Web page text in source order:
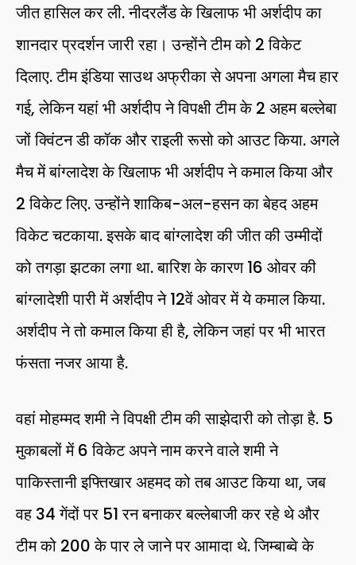
जीत हासिल कर ली. नीदरलैंड के खिलाफ भी अर्शदीप का
शानदार प्रदर्शन जारी रहा। उन्होंने टीम को 2 विकेट
दिलाए. टीम इंडिया साउथ अफ्रीका से अपना अगला मैच हार
गई, लेकिन यहां भी अर्शदीप ने विपक्षी टीम के 2 अहम बल्लेबा
जों क्विंटन डी कॉक और राइली रूसो को आउट किया. अगले
मैच में बांग्लादेश के खिलाफ भी अर्शदीप ने कमाल किया और
2 विकेट लिए. उन्होंने शाकिब-अल-हसन का बेहद अहम
विकेट चटकाया. इसके बाद बांग्लादेश की जीत की उम्मीदों
को तगड़ा झटका लगा था. बारिश के कारण 16 ओवर की
बांग्लादेशी पारी में अर्शदीप ने 12वें ओवर में ये कमाल किया.
अर्शदीप ने तो कमाल किया ही है, लेकिन जहां पर भी भारत
फंसता नजर आया है.
वहां मोहम्मद शमी ने विपक्षी टीम की साझेदारी को तोड़ा है. 5
मुकाबलों में 6 विकेट अपने नाम करने वाले शमी ने
पाकिस्तानी इफ्तिखार अहमद को तब आउट किया था, जब
वह 34 गेंदों पर 51 रन बनाकर बल्लेबाजी कर रहे थे और
टीम को 200 के पार ले जाने पर आमादा थे. जिम्बाब्वे के